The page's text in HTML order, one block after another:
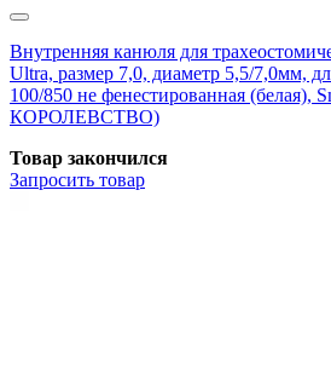
Внутренняя канюля для
Ultra, размер 7,0, диаметр 5,5/7,0мм,
100/850 не фенестированная
КОРОЛЕВСТВО)
Товар закончился
Запросить товар